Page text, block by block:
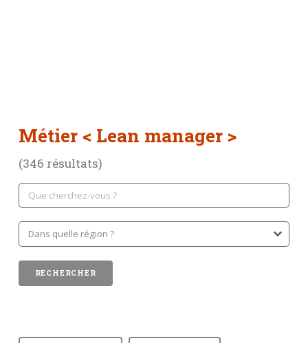
Métier < Lean manager >
(346 résultats)